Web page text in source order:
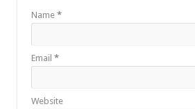
Name *
Email *
Website